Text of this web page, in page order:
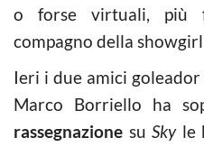
o forse virtuali, più
compagno della showgirl
Ieri i due amici
Marco Borriello ha
rassegnazione suSkyle